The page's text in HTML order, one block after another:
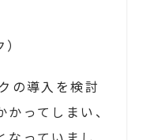
の導入を検討
ってしまい、